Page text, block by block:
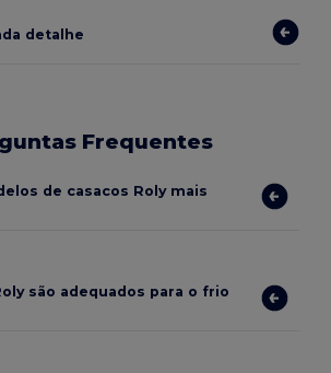
detalhe
Frequentes
de casacos Roly mais
são adequados para o frio